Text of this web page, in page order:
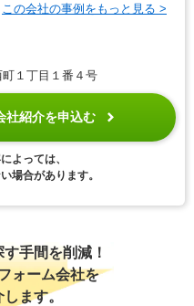
この会社の事例をもっと見る >
１丁目１番４号
社紹介を申込む
よっては、
場合があります。
手間を削減！
ォーム会社を
ます。